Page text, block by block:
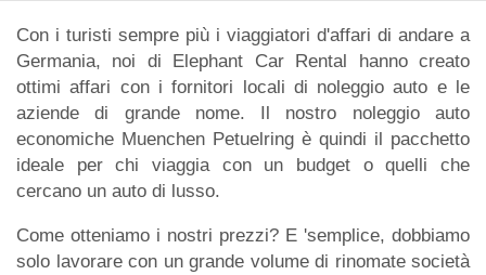
Con i turisti sempre più i viaggiatori d'affari di andare a
Germania, noi di Elephant Car Rental hanno creato
ottimi affari con i fornitori locali di noleggio auto e le
aziende di grande nome. Il nostro noleggio auto
economiche Muenchen Petuelring è quindi il pacchetto
ideale per chi viaggia con un budget o quelli che
cercano un auto di lusso.
Come otteniamo i nostri prezzi? E 'semplice, dobbiamo
solo lavorare con un grande volume di rinomate società